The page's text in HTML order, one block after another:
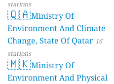
stations
🇶🇦Ministry Of
Environment And Climate
Change, State Of Qatar 16
stations
🇲🇰Ministry Of
Environment And Physical